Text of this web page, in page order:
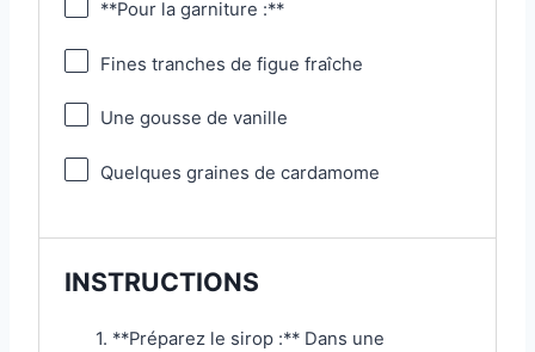
**Pour la garniture :**
Fines tranches de figue fraîche
Une gousse de vanille
Quelques graines de cardamome
INSTRUCTIONS
1. **Préparez le sirop :** Dans une